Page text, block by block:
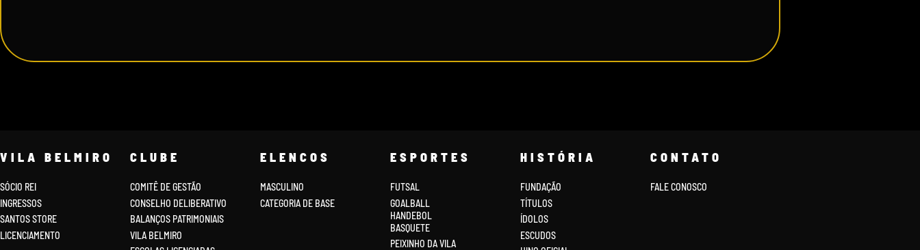
VILA BELMIRO
SÓCIO REI
INGRESSOS
SANTOS STORE
LICENCIAMENTO
CLUBE
COMITÊ DE GESTÃO
CONSELHO DELIBERATIVO
BALANÇOS PATRIMONIAIS
VILA BELMIRO
ELENCOS
MASCULINO
CATEGORIA DE BASE
ESPORTES
FUTSAL
GOALBALL
HANDEBOL
BASQUETE
PEIXINHO DA VILA
HISTÓRIA
FUNDAÇÃO
TÍTULOS
ÍDOLOS
ESCUDOS
CONTATO
FALE CONOSCO